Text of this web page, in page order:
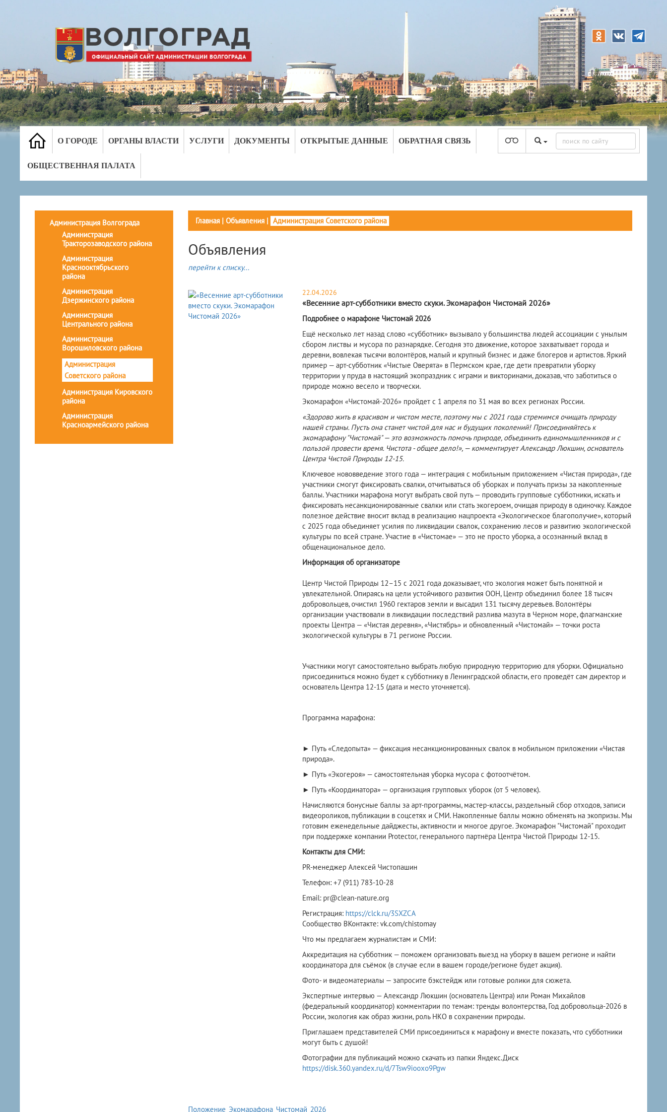
О ГОРОДЕ ОРГАНЫ ВЛАСТИ УСЛУГИ ДОКУМЕНТЫ ОТКРЫТЫЕ ДАННЫЕ ОБРАТНАЯ СВЯЗЬ
ОБЩЕСТВЕННАЯ ПАЛАТА
Администрация Волгограда
Администрация
Тракторозаводского района
Администрация
Краснооктябрьского
района
Администрация
Дзержинского района
Администрация
Центрального района
Администрация
Ворошиловского района
Администрация
Советского района
Администрация Кировского
района
Администрация
Красноармейского района
Главная| Объявления| Администрация Советского района
Объявления
перейти к списку...
22.04.2026
«Весенние арт-субботники вместо скуки. Экомарафон Чистомай 2026»
Подробнее о марафоне Чистомай 2026
Ещё несколько лет назад слово «субботник» вызывало у большинства людей ассоциации с унылым
сбором листвы и мусора по разнарядке. Сегодня это движение, которое захватывает города и
деревни, вовлекая тысячи волонтёров, малый и крупный бизнес и даже блогеров и артистов. Яркий
пример — арт-субботник «Чистые Оверята» в Пермском крае, где дети превратили уборку
территории у пруда в настоящий экопраздник с играми и викторинами, доказав, что заботиться о
природе можно весело и творчески.
Экомарафон «Чистомай-2026» пройдет с 1 апреля по 31 мая во всех регионах России.
«Здорово жить в красивом и чистом месте, поэтому мы с 2021 года стремимся очищать природу
нашей страны. Пусть она станет чистой для нас и будущих поколений! Присоединяйтесь к
экомарафону "Чистомай" — это возможность помочь природе, объединить единомышленников и с
пользой провести время. Чистота - общее дело!», — комментирует Александр Люкшин, основатель
Центра Чистой Природы 12-15.
Ключевое нововведение этого года — интеграция с мобильным приложением «Чистая природа», где
участники смогут фиксировать свалки, отчитываться об уборках и получать призы за накопленные
баллы. Участники марафона могут выбрать свой путь — проводить групповые субботники, искать и
фиксировать несанкционированные свалки или стать экогероем, очищая природу в одиночку. Каждое
полезное действие вносит вклад в реализацию нацпроекта «Экологическое благополучие», который
с 2025 года объединяет усилия по ликвидации свалок, сохранению лесов и развитию экологической
культуры по всей стране. Участие в «Чистомае» — это не просто уборка, а осознанный вклад в
общенациональное дело.
Информация об организаторе
Центр Чистой Природы 12–15 с 2021 года доказывает, что экология может быть понятной и
увлекательной. Опираясь на цели устойчивого развития ООН, Центр объединил более 18 тысяч
добровольцев, очистил 1960 гектаров земли и высадил 131 тысячу деревьев. Волонтёры
организации участвовали в ликвидации последствий разлива мазута в Черном море, флагманские
проекты Центра — «Чистая деревня», «Чистябрь» и обновленный «Чистомай» — точки роста
экологической культуры в 71 регионе России.
Участники могут самостоятельно выбрать любую природную территорию для уборки. Официально
присоединиться можно будет к субботнику в Ленинградской области, его проведёт сам директор и
основатель Центра 12-15 (дата и место уточняется).
Программа марафона:
► Путь «Следопыта» — фиксация несанкционированных свалок в мобильном приложении «Чистая
природа».
► Путь «Экогероя» — самостоятельная уборка мусора с фотоотчётом.
► Путь «Координатора» — организация групповых уборок (от 5 человек).
Начисляются бонусные баллы за арт-программы, мастер-классы, раздельный сбор отходов, записи
видеороликов, публикации в соцсетях и СМИ. Накопленные баллы можно обменять на экопризы. Мы
готовим еженедельные дайджесты, активности и многое другое. Экомарафон "Чистомай" проходит
при поддержке компании Protector, генерального партнёра Центра Чистой Природы 12-15.
Контакты для СМИ:
PR-менеджер Алексей Чистопашин
Телефон: +7 (911) 783-10-28
Email: pr@clean-nature.org
Регистрация: https://clck.ru/3SXZCA
Сообщество ВКонтакте: vk.com/chistomay
Что мы предлагаем журналистам и СМИ:
Аккредитация на субботник — поможем организовать выезд на уборку в вашем регионе и найти
координатора для съёмок (в случае если в вашем городе/регионе будет акция).
Фото- и видеоматериалы — запросите бэкстейдж или готовые ролики для сюжета.
Экспертные интервью — Александр Люкшин (основатель Центра) или Роман Михайлов
(федеральный координатор) комментарии по темам: тренды волонтерства, Год добровольца-2026 в
России, экология как образ жизни, роль НКО в сохранении природы.
Приглашаем представителей СМИ присоединиться к марафону и вместе показать, что субботники
могут быть с душой!
Фотографии для публикаций можно скачать из папки Яндекс.Диск
https://disk.360.yandex.ru/d/7Tsw9iooxo9Pgw
Положение_Экомарафона_Чистомай_2026